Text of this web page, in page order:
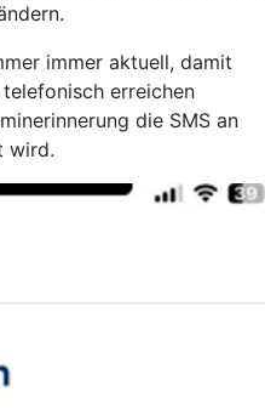
immer aktuell, damit
erreichen
die SMS an
wird.